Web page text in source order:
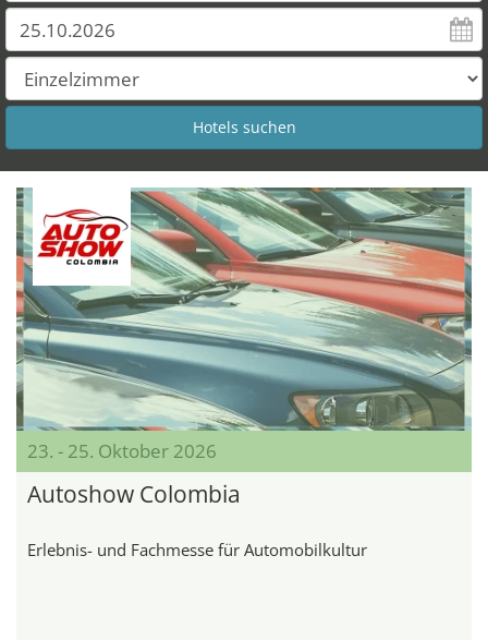
23. - 25. Oktober 2026
Autoshow Colombia
Erlebnis- und Fachmesse für Automobilkultur